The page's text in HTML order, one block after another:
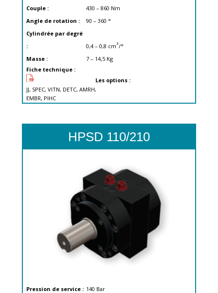
Couple :
430 – 860 Nm
Angle de rotation :
90 – 360 °
Cylindrée par degré
:
0,4 – 0,8 cm3/°
Masse :
7 – 14,5 Kg
Fiche technique :
Les options :
JJ, SPEC, VITN, DETC, AMRH,
EMBR, PIHC
HPSD 110/210
Pression de service : 140 Bar